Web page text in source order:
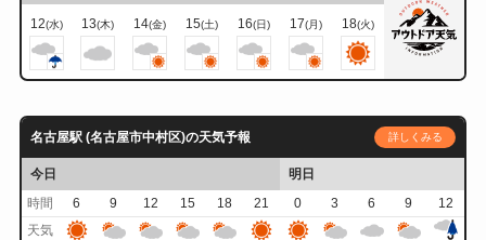
12(水) 13(木) 14(金) 15(土) 16(日) 17(月) 18(火)
名古屋駅 (名古屋市中村区)の天気予報 詳しくみる
今日
明日
時間
6 9 12 15 18 21 0 3 6 9
12
天気